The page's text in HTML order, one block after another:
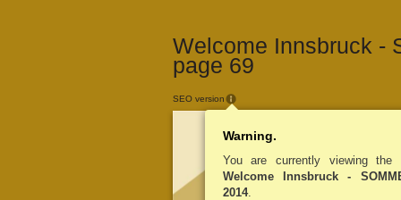
Welcome Innsbruck -
page 69
SEO version
Warning.
You are currently viewing the
Welcome Innsbruck -
2014.